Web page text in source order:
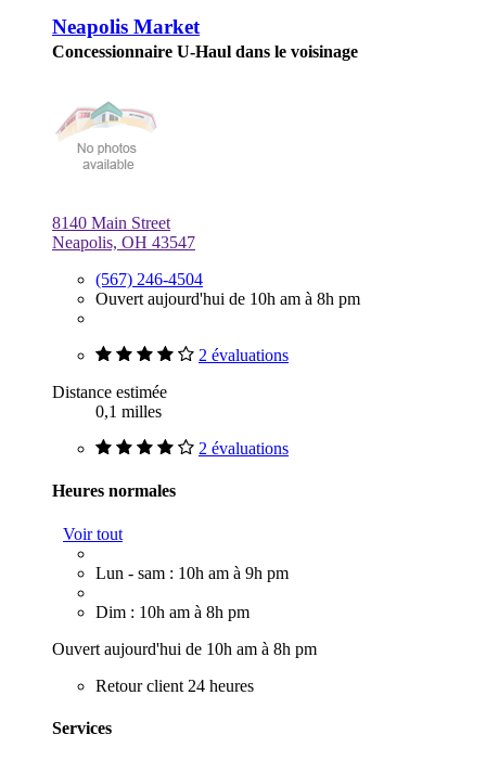
Neapolis Market
Concessionnaire U-Haul dans le voisinage
8140 Main Street
Neapolis, OH 43547
(567) 246-4504
Ouvert aujourd'hui de 10h am à 8h pm
2 évaluations
Distance estimée
0,1 milles
2 évaluations
Heures normales
Voir tout
Lun - sam : 10h am à 9h pm
Dim : 10h am à 8h pm
Ouvert aujourd'hui de 10h am à 8h pm
Retour client 24 heures
Services